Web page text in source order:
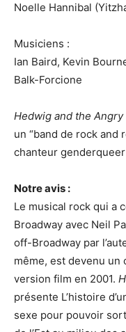
Noelle Hannibal
Musiciens :
Ian Baird, Kevin
Balk-Forcione
Hedwig and the Angry
un “band de rock and
chanteur
Notre avis :
Le musical rock qui a
Broadway avec Neil
off-Broadway par
même, est devenu un
version film en 2001.
présente L’histoire
sexe pour pouvoir